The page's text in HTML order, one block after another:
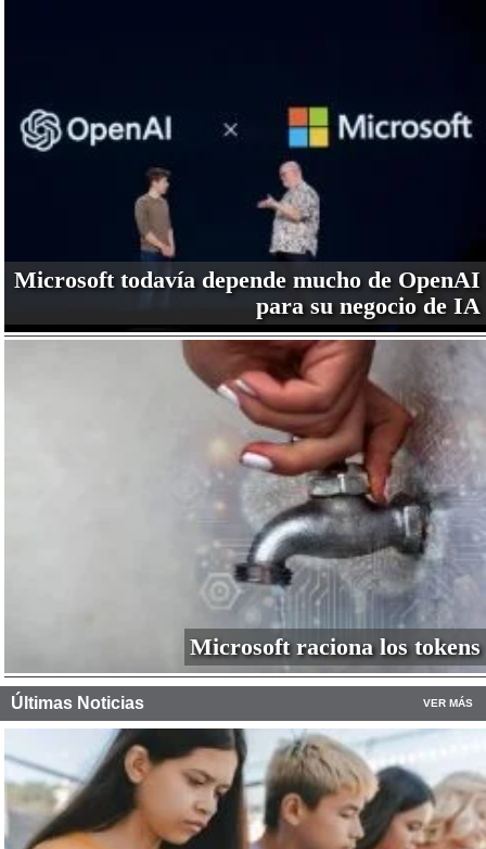
Microsoft todavía depende mucho de OpenAI
para su negocio de IA
Microsoft raciona los tokens
Últimas Noticias VER MÁS